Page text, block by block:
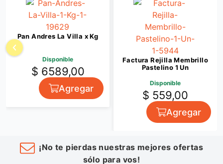
Pan Andres La Villa x Kg
Disponible
$ 6589,00
Agregar
Factura Rejilla Membrillo
Pastelino 1 Un
Disponible
$ 559,00
Agregar
¡No te pierdas nuestras mejores ofertas
sólo para vos!